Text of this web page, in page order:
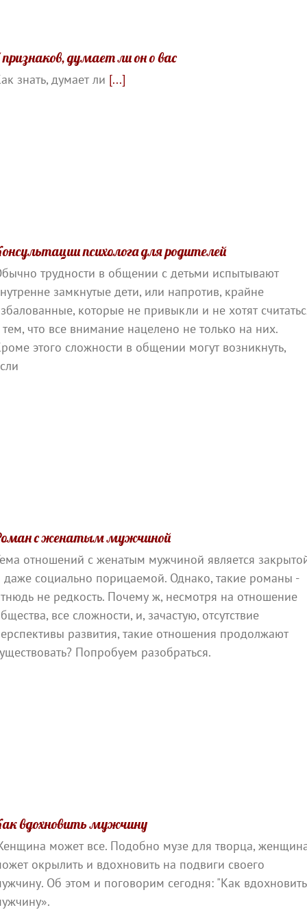
признаков, думает ли он о вас
знать, думает ли [...]
психолога для родителей
трудности в общении с детьми испытывают
замкнутые дети, или напротив, крайне
которые не привыкли и не хотят
тем, что все внимание нацелено не только на них.
этого сложности в общении могут возникнуть,
с женатым мужчиной
отношений с женатым мужчиной является
даже социально порицаемой. Однако, такие романы -
не редкость. Почему ж, несмотря на отношение
все сложности, и, зачастую, отсутствие
развития, такие отношения продолжают
Попробуем разобраться.
вдохновить мужчину
может все. Подобно музе для творца,
окрылить и вдохновить на подвиги своего
Об этом и поговорим сегодня: "Как вдохновить